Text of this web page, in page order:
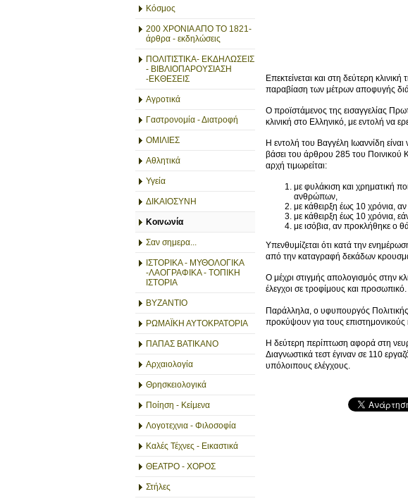
Κόσμος
200 ΧΡΟΝΙΑ ΑΠΟ ΤΟ 1821-
άρθρα - εκδηλώσεις
ΠΟΛΙΤΙΣΤΙΚΑ- ΕΚΔΗΛΩΣΕΙΣ
- ΒΙΒΛΙΟΠΑΡΟΥΣΙΑΣΗ
-ΕΚΘΕΣΕΙΣ
Αγροτικά
Γαστρονομία - Διατροφή
ΟΜΙΛΙΕΣ
Αθλητικά
Υγεία
ΔΙΚΑΙΟΣΥΝΗ
Κοινωνία
Σαν σημερα...
ΙΣΤΟΡΙΚΑ - ΜΥΘΟΛΟΓΙΚΑ
-ΛΑΟΓΡΑΦΙΚΑ - ΤΟΠΙΚΗ
ΙΣΤΟΡΙΑ
ΒΥΖΑΝΤΙΟ
ΡΩΜΑΪΚΗ ΑΥΤΟΚΡΑΤΟΡΙΑ
ΠΑΠΑΣ ΒΑΤΙΚΑΝΟ
Αρχαιολογία
Θρησκειολογικά
Ποίηση - Κείμενα
Λογοτεχνια - Φιλοσοφία
Καλές Τέχνες - Εικαστικά
ΘΕΑΤΡΟ - ΧΟΡΟΣ
Στήλες
Επεκτείνεται και στη δεύτερη
παραβίαση των μέτρων αποφυγής
Ο προϊστάμενος της εισαγγελίας
κλινική στο Ελληνικό, με εντολή να
Η εντολή του Βαγγέλη Ιωαννίδη
βάσει του άρθρου 285 του Ποινικού
αρχή τιμωρείται:
με φυλάκιση και χρηματική
ανθρώπων,
με κάθειρξη έως 10 χρόνια,
με κάθειρξη έως 10 χρόνια,
με ισόβια, αν προκλήθηκε ο
Υπενθυμίζεται ότι κατά την
από την καταγραφή δεκάδων
Ο μέχρι στιγμής απολογισμός στην
έλεγχοι σε τροφίμους και προσωπικό.
Παράλληλα, ο υφυπουργός Πολιτικής
προκύψουν για τους επιστημονικούς
Η δεύτερη περίπτωση αφορά στη
Διαγνωστικά τεστ έγιναν σε 110
υπόλοιπους ελέγχους.